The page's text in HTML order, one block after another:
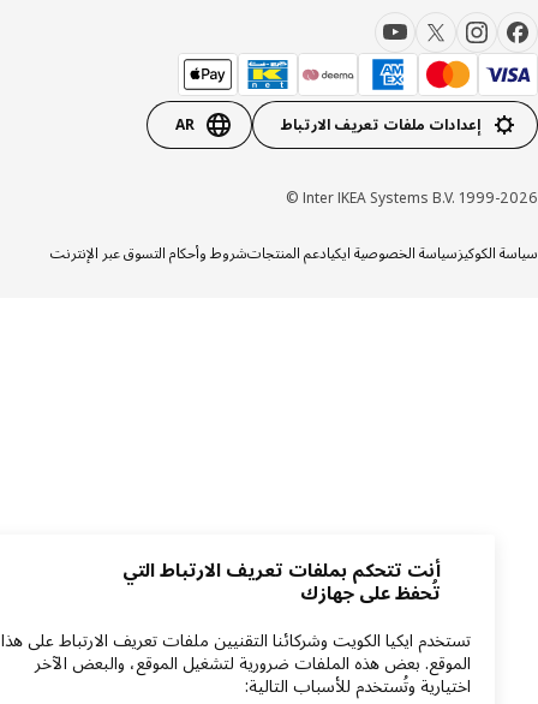
إعدادات ملفات تعريف الارتباط AR
Inter IKEA Systems B.V. 1999-
الكوكيزسياسة الخصوصية ايكيا دعم المنتجاتشروط وأحكام التسوق عبر الإنترنت
أنت تتحكم بملفات تعريف الارتباط التي
تُحفظ على جهازك
تستخدم ايكيا الكويت وشركائنا التقنيين ملفات تعريف الارتباط على هذا
الموقع. بعض هذه الملفات ضرورية لتشغيل الموقع، والبعض الآخر
اختيارية وتُستخدم للأسباب التالية: